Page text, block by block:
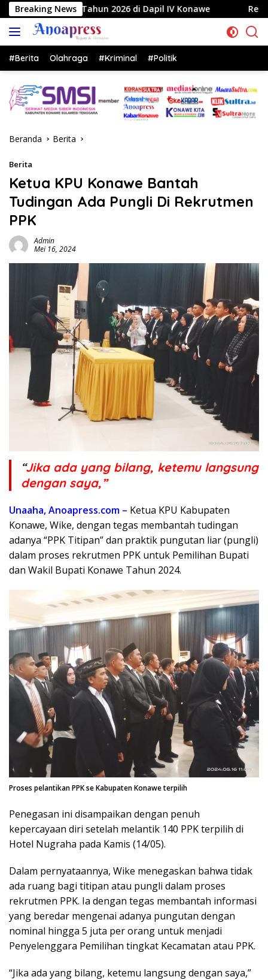
Langsung
ke
konten
Breaking News
2026 di Dapil IV Konawe Reses di Labela, Anggota
#Berita Olahraga #Kriminal #Politik
Beranda Berita
Berita
Ketua KPU Konawe Bantah
Tudingan Ada Pungli Di Rekrutmen
PPK
Admin
Mei 16, 2024
“Jika ada yang bilang, ketemu langsung
dengan saya,”
Unaaha, Anoapress.com – Ketua KPU Kabupaten
Konawe, Wike, dengan tegas membantah tudingan
adanya “PPK Titipan” dan praktik pungutan liar (pungli)
dalam proses rekrutmen PPK untuk Pemilihan Bupati
dan Wakil Bupati Konawe Tahun 2024.
Proses pelantikan PPK se Kabupaten Konawe terpilih
Penegasan ini disampaikan dengan penuh
kepercayaan diri setelah melantik 140 PPK terpilih di
Hotel Nugraha pada Kamis (14/05).
Dalam pernyataannya, Wike menegaskan bahwa tidak
ada ruang bagi titipan atau pungli dalam proses
rekrutmen PPK. Ia dengan tegas membantah informasi
yang beredar mengenai adanya pungutan dengan
nominal hingga 5 juta per orang untuk menjadi
Penyelenggara Pemilihan tingkat Kecamatan atau PPK.
“Jika ada yang bilang, ketemu langsung dengan saya,”